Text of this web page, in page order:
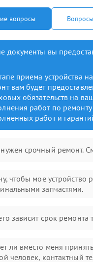
вопросы
документы вы
приема устройства
вам будет
обязательств на
работ по ремонту
работ и
срочный ремонт.
чтобы мое устройство
запчастями.
зависит срок ремонта
ли вместо меня
человек, контактный